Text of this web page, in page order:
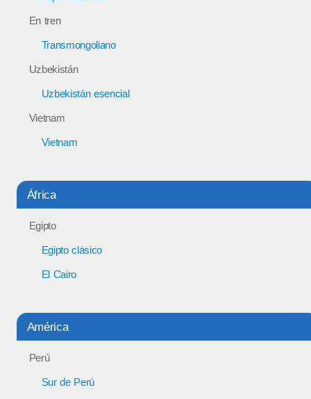
En tren
Transmongoliano
Uzbekistán
Uzbekistán esencial
Vietnam
Vietnam
África
Egipto
Egipto clásico
El Cairo
América
Perú
Sur de Perú